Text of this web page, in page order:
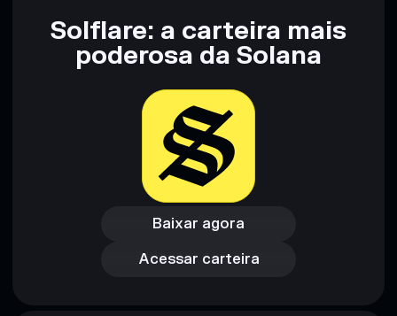
Solflare: a carteira mais
poderosa da Solana
Baixar agora
Baixar agora
Acessar carteira
Acessar carteira